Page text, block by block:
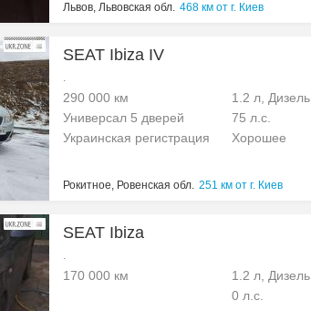
Львов, Львовская обл. 468 км от г. Киев
SEAT Ibiza IV
.
290 000 км 1.2 л, Дизель
Универсал 5 дверей
75 л.с.
Украинская регистрация
Хорошее
Рокитное, Ровенская обл. 251 км от г. Киев
SEAT Ibiza
.
170 000 км 1.2 л, Дизель
0 л.с.